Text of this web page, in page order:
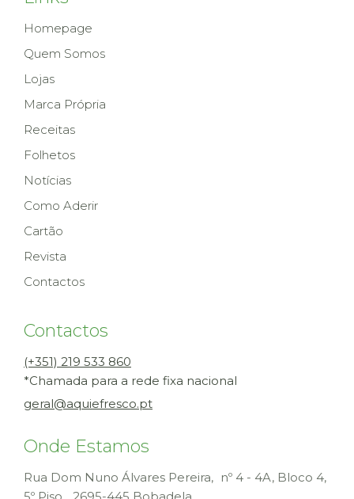
Homepage
Quem Somos
Lojas
Marca Própria
Receitas
Folhetos
Notícias
Como Aderir
Cartão
Revista
Contactos
Contactos
(+351) 219 533 860
*Chamada para a rede fixa nacional
geral@aquiefresco.pt
Onde Estamos
Rua Dom Nuno Álvares Pereira, nº 4 - 4A, Bloco 4,